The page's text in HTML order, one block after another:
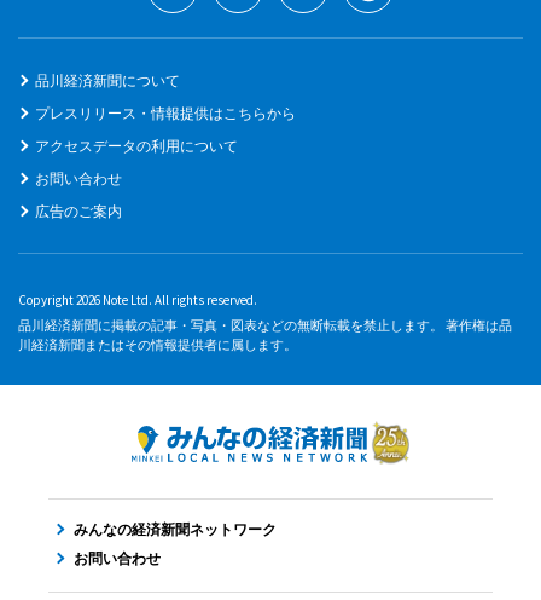
品川経済新聞について
プレスリリース・情報提供はこちらから
アクセスデータの利用について
お問い合わせ
広告のご案内
Copyright 2026 Note Ltd. All rights reserved.
品川経済新聞に掲載の記事・写真・図表などの無断転載を禁止します。 著作権は品
川経済新聞またはその情報提供者に属します。
みんなの経済新聞ネットワーク
お問い合わせ